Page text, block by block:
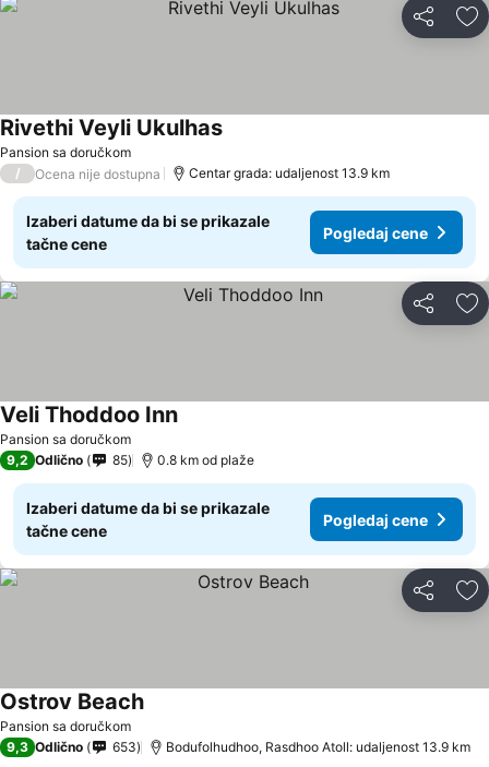
Deli
Pansion sa doručkom
Rivethi Veyli Ukulhas
/ Ocena nije dostupna Centar grada: udaljenost 13.9 km
Izaberi datume da bi se prikazale
tačne cene
Pogledaj cene
Deli
Pansion sa doručkom
Veli Thoddoo Inn
9,2 Odlično 85 0.8 km od plaže
Izaberi datume da bi se prikazale
tačne cene
Pogledaj cene
Deli
Pansion sa doručkom
Ostrov Beach
9,3 Odlično 653 Bodufolhudhoo, Rasdhoo Atoll: udaljenost 13.9 km